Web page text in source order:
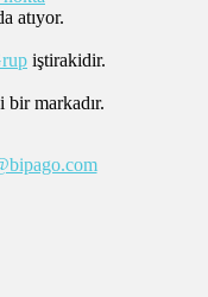
atıyor.
iştirakidir.
bir markadır.